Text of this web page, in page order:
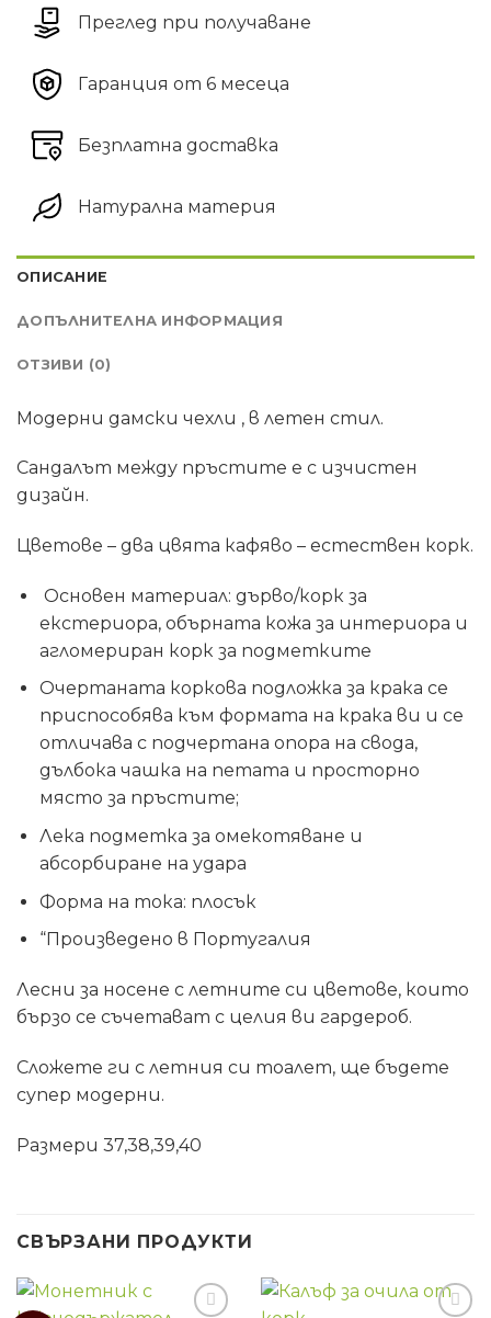
Преглед при получаване
Гаранция от 6 месеца
Безплатна доставка
Натурална материя
ОПИСАНИЕ
ДОПЪЛНИТЕЛНА ИНФОРМАЦИЯ
ОТЗИВИ (0)
Модерни дамски чехли , в летен стил.
Сандалът между пръстите е с изчистен
дизайн.
Цветове – два цвята кафяво – естествен корк.
Основен материал: дърво/корк за
екстериора, обърната кожа за интериора и
агломериран корк за подметките
Очертаната коркова подложка за крака се
приспособява към формата на крака ви и се
отличава с подчертана опора на свода,
дълбока чашка на петата и просторно
място за пръстите;
Лека подметка за омекотяване и
абсорбиране на удара
Форма на тока: плосък
“Произведено в Португалия
Лесни за носене с летните си цветове, които
бързо се съчетават с целия ви гардероб.
Сложете ги с летния си тоалет, ще бъдете
супер модерни.
Размери 37,38,39,40
СВЪРЗАНИ ПРОДУКТИ